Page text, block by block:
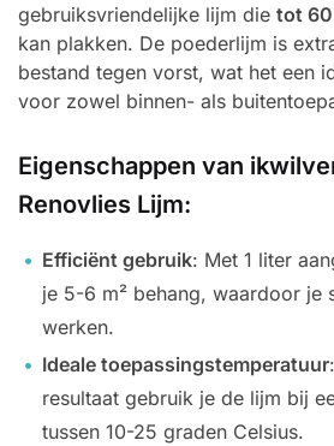
gebruiksvriendelijke lijm die tot 60
kan plakken. De poederlijm is
bestand tegen vorst, wat het een
voor zowel binnen- als
Eigenschappen van
Renovlies Lijm:
Efficiënt gebruik: Met 1 liter
je 5-6 m² behang, waardoor je
werken.
Ideale toepassingstemperatuur
resultaat gebruik je de lijm bij
tussen 10-25 graden Celsius.